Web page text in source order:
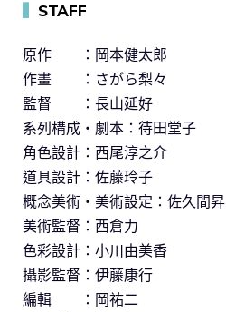
STAFF
原作 ：岡本健太郎
作畫 ：さがら梨々
監督 ：長山延好
系列構成・劇本：待田堂子
角色設計：西尾淳之介
道具設計：佐藤玲子
概念美術・美術設定：佐久間昇
美術監督：西倉力
色彩設計：小川由美香
攝影監督：伊藤康行
編輯 ：岡祐二